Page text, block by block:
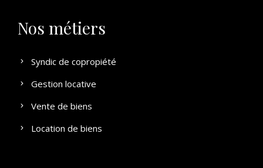
Nos métiers
Syndic de copropiété
Gestion locative
Vente de biens
Location de biens